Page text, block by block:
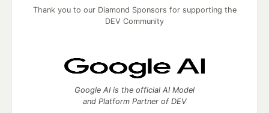
Thank you to our Diamond Sponsors for supporting the
DEV Community
Google AI is the official AI Model
and Platform Partner of DEV